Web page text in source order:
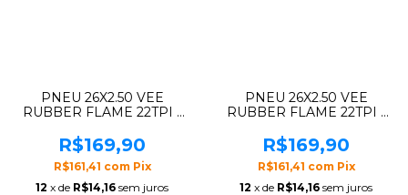
PNEU 26X2.50 VEE
RUBBER FLAME 22TPI -
R$169,90
R$161,41 com Pix
12 x de R$14,16 sem juros
PNEU 26X2.50 VEE
RUBBER FLAME 22TPI -
R$169,90
R$161,41 com Pix
12 x de R$14,16 sem juros